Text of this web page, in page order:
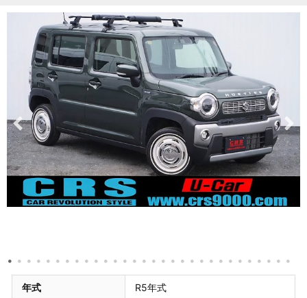
年式 R5年式